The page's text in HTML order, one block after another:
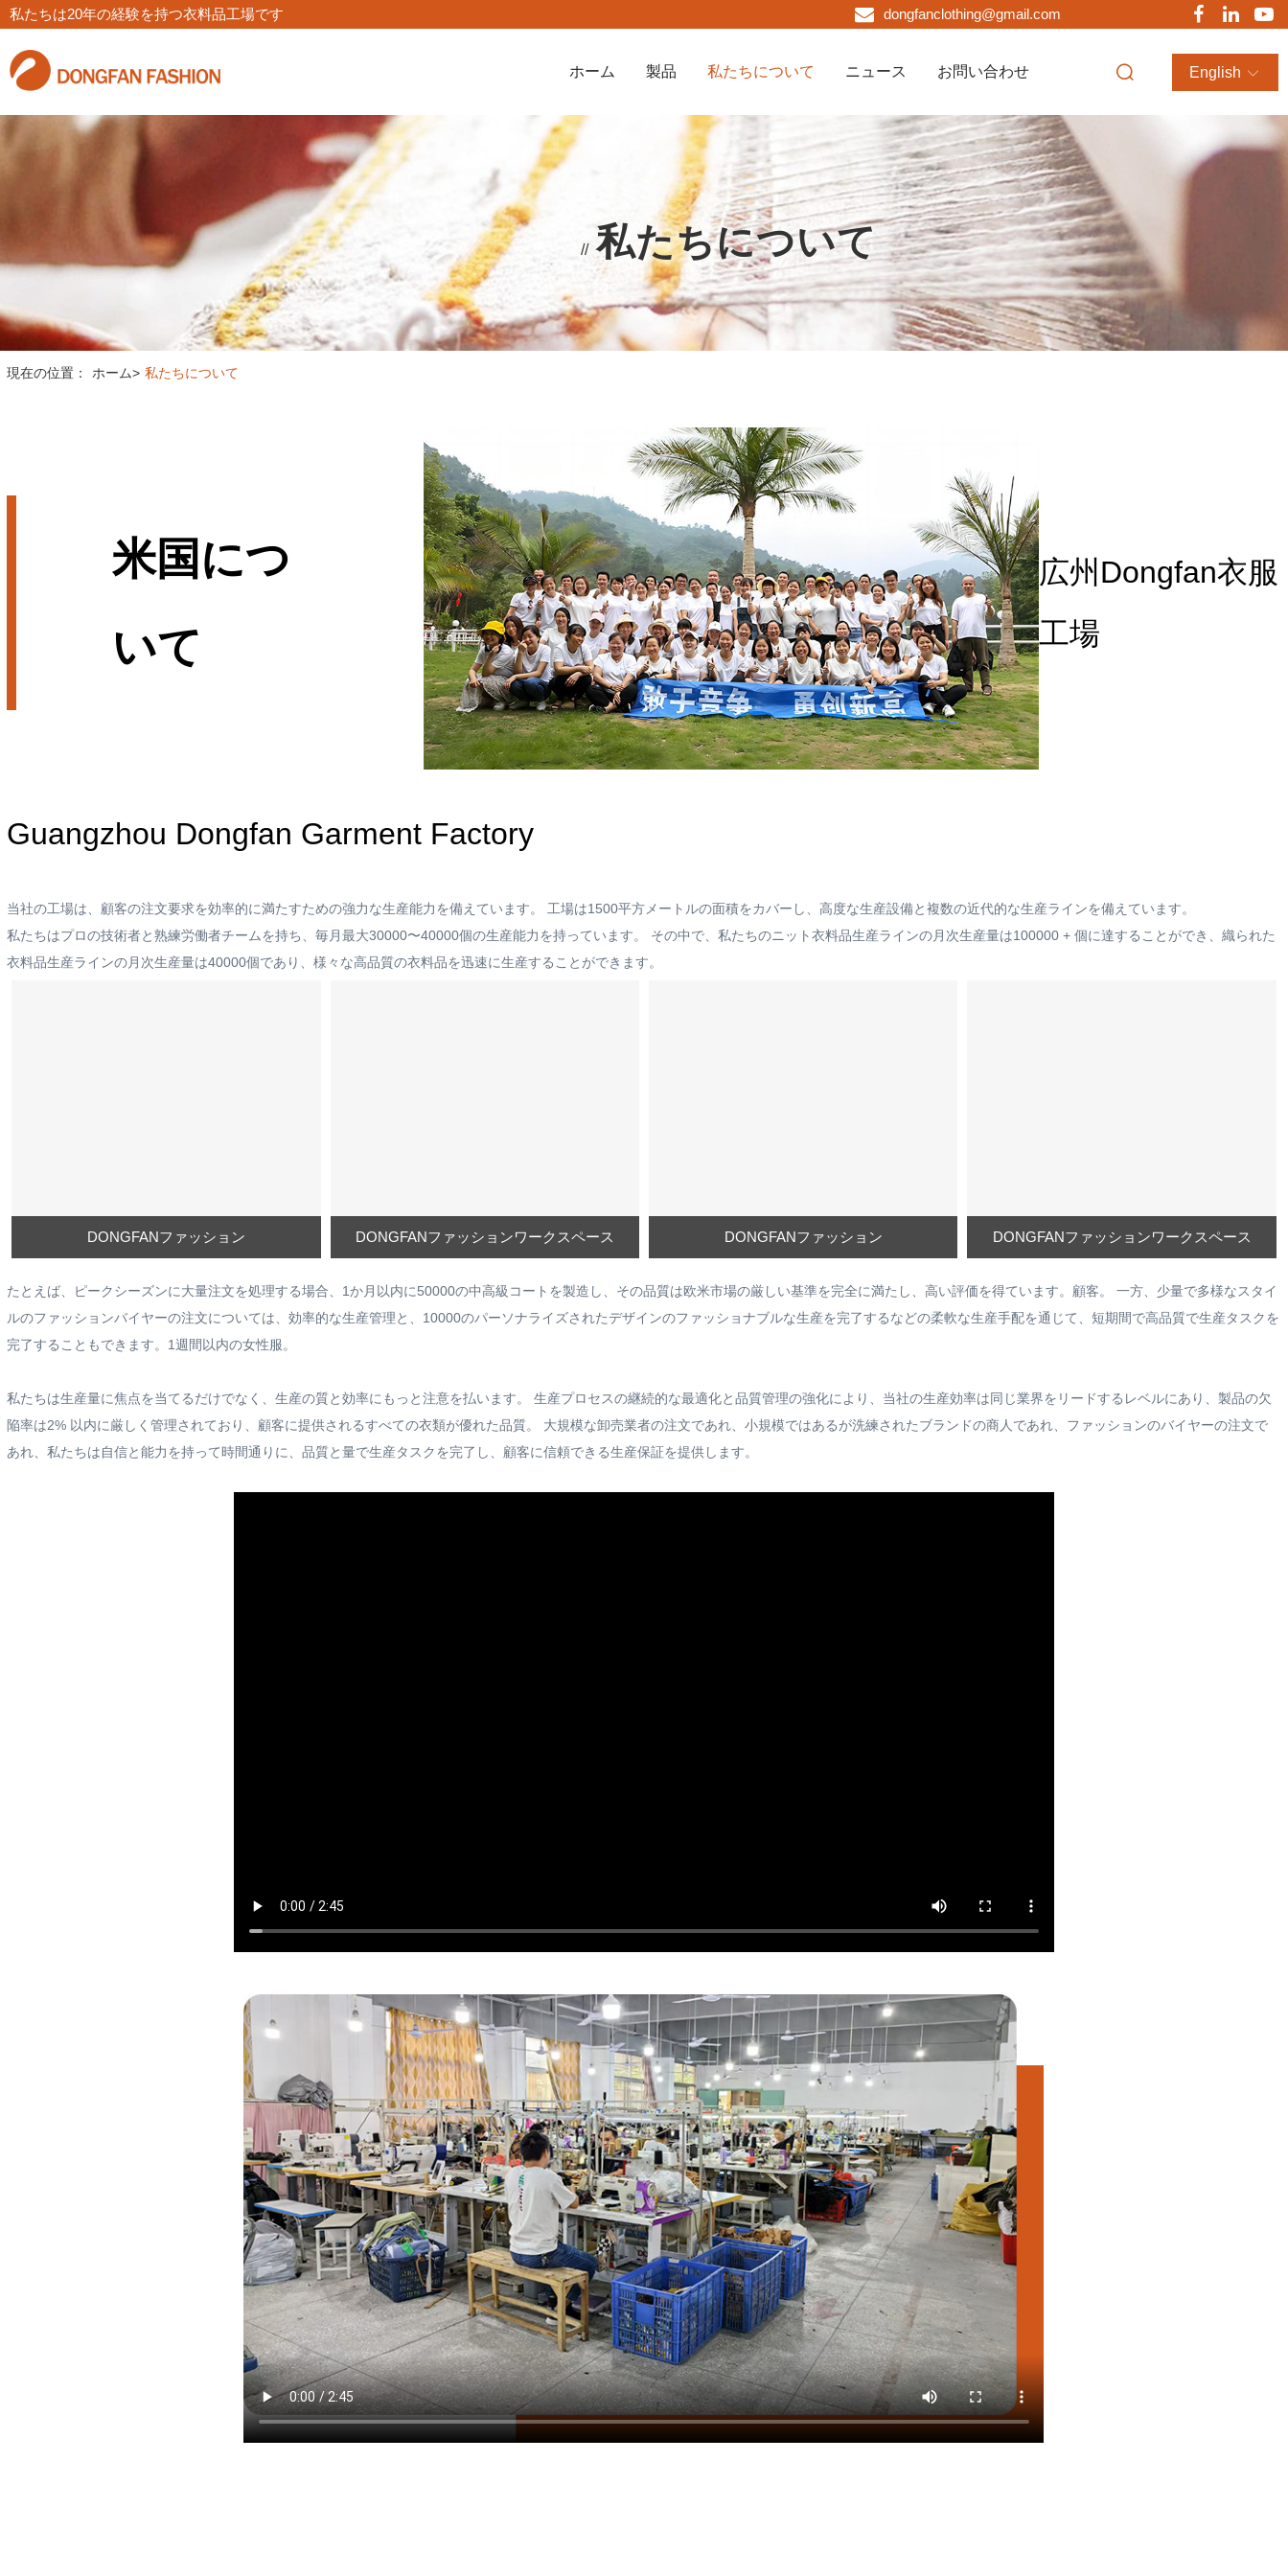
私たちは20年の経験を持つ衣料品工場です dongfanclothing@gmail.com
ホーム 製品 私たちについて ニュース お問い合わせ English
// 私たちについて
現在の位置： ホーム> 私たちについて
米国につ
いて
広州Dongfan衣服
工場
Guangzhou Dongfan Garment Factory
当社の工場は、顧客の注文要求を効率的に満たすための強力な生産能力を備えています。 工場は1500平方メートルの面積をカバーし、高度な生産設備と複数の近代的な生産ラインを備えています。
私たちはプロの技術者と熟練労働者チームを持ち、毎月最大30000〜40000個の生産能力を持っています。 その中で、私たちのニット衣料品生産ラインの月次生産量は100000 + 個に達することができ、織られた
衣料品生産ラインの月次生産量は40000個であり、様々な高品質の衣料品を迅速に生産することができます。
DONGFANファッション DONGFANファッションワークスペース DONGFANファッション DONGFANファッションワークスペース
たとえば、ピークシーズンに大量注文を処理する場合、1か月以内に50000の中高級コートを製造し、その品質は欧米市場の厳しい基準を完全に満たし、高い評価を得ています。顧客。 一方、少量で多様なスタイ
ルのファッションバイヤーの注文については、効率的な生産管理と、10000のパーソナライズされたデザインのファッショナブルな生産を完了するなどの柔軟な生産手配を通じて、短期間で高品質で生産タスクを
完了することもできます。1週間以内の女性服。
私たちは生産量に焦点を当てるだけでなく、生産の質と効率にもっと注意を払います。 生産プロセスの継続的な最適化と品質管理の強化により、当社の生産効率は同じ業界をリードするレベルにあり、製品の欠
陥率は2% 以内に厳しく管理されており、顧客に提供されるすべての衣類が優れた品質。 大規模な卸売業者の注文であれ、小規模ではあるが洗練されたブランドの商人であれ、ファッションのバイヤーの注文で
あれ、私たちは自信と能力を持って時間通りに、品質と量で生産タスクを完了し、顧客に信頼できる生産保証を提供します。